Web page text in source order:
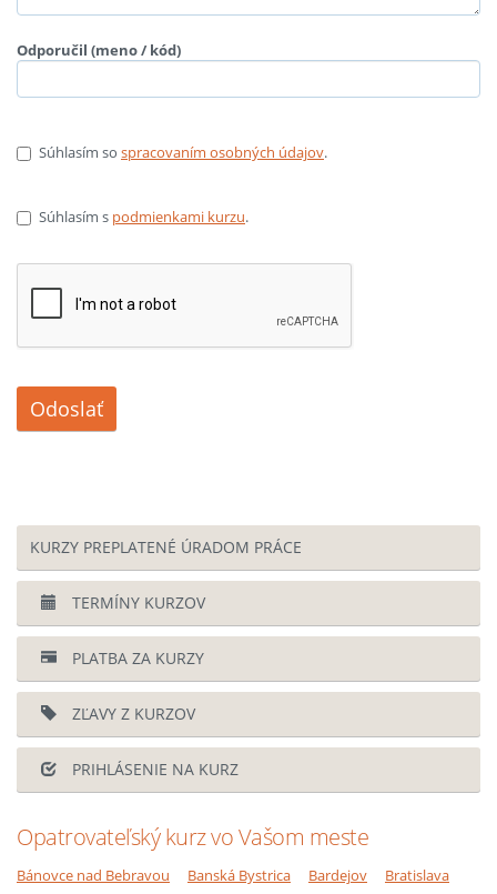
Odporučil (meno / kód)
Súhlasím so spracovaním osobných údajov.
Súhlasím s podmienkami kurzu.
Odoslať
KURZY PREPLATENÉ ÚRADOM PRÁCE
TERMÍNY KURZOV
PLATBA ZA KURZY
ZĽAVY Z KURZOV
PRIHLÁSENIE NA KURZ
Opatrovateľský kurz vo Vašom meste
Bánovce nad Bebravou Banská Bystrica Bardejov
Bratislava